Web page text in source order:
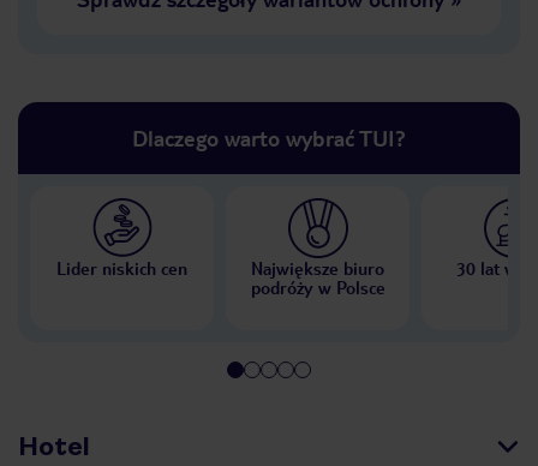
Dlaczego warto wybrać TUI?
Lider niskich cen
Największe biuro
podróży w Polsce
30 lat w
Hotel